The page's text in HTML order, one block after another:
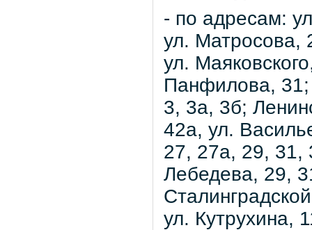
- по адресам:
ул. Матросова,
ул.
Панфилова, 31;
3, 3а, 3б;
42а, ул.
27, 27а, 29, 31,
Лебедева, 29,
ул. Кутрухина,